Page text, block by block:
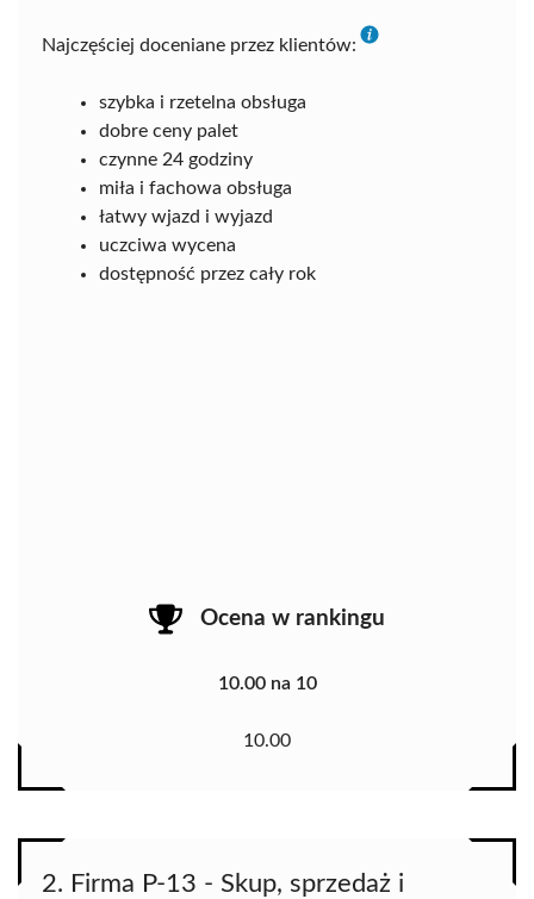
Najczęściej doceniane przez klientów:
szybka i rzetelna obsługa
dobre ceny palet
czynne 24 godziny
miła i fachowa obsługa
łatwy wjazd i wyjazd
uczciwa wycena
dostępność przez cały rok
Ocena w rankingu
10.00 na 10
10.00
2. Firma P-13 - Skup, sprzedaż i